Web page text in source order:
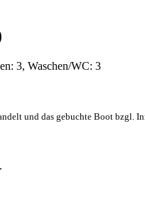
3, Waschen/WC: 3
und das gebuchte Boot bzgl.